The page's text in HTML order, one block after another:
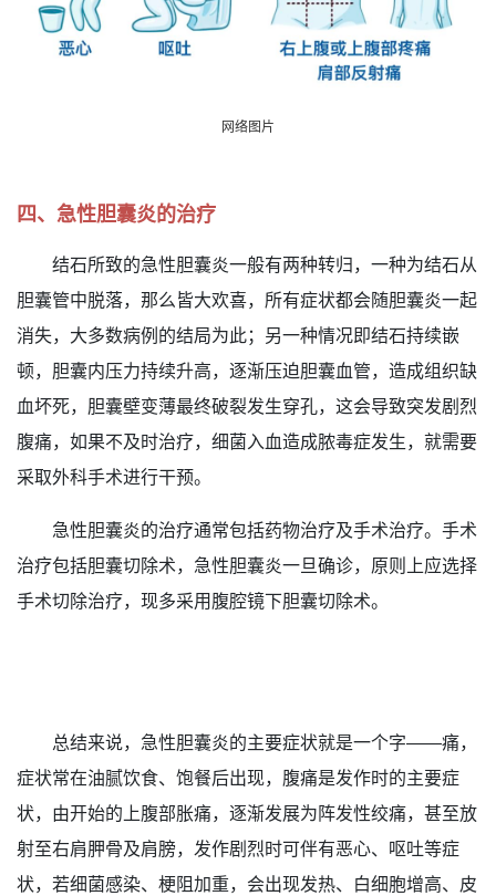
网络图片
四、急性胆囊炎的治疗
结石所致的急性胆囊炎一般有两种转归，一种为结石从
胆囊管中脱落，那么皆大欢喜，所有症状都会随胆囊炎一起
消失，大多数病例的结局为此；另一种情况即结石持续嵌
顿，胆囊内压力持续升高，逐渐压迫胆囊血管，造成组织缺
血坏死，胆囊壁变薄最终破裂发生穿孔，这会导致突发剧烈
腹痛，如果不及时治疗，细菌入血造成脓毒症发生，就需要
采取外科手术进行干预。
急性胆囊炎的治疗通常包括药物治疗及手术治疗。手术
治疗包括胆囊切除术，急性胆囊炎一旦确诊，原则上应选择
手术切除治疗，现多采用腹腔镜下胆囊切除术。
总结来说，急性胆囊炎的主要症状就是一个字——痛，
症状常在油腻饮食、饱餐后出现，腹痛是发作时的主要症
状，由开始的上腹部胀痛，逐渐发展为阵发性绞痛，甚至放
射至右肩胛骨及肩膀，发作剧烈时可伴有恶心、呕吐等症
状，若细菌感染、梗阻加重，会出现发热、白细胞增高、皮